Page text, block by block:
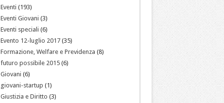
Eventi (193)
Eventi Giovani (3)
Eventi speciali (6)
Evento 12-luglio 2017(35)
Formazione, Welfare e Previdenza (8)
futuro possibile 2015(6)
Giovani (6)
giovani-startup (1)
Giustizia e Diritto (3)